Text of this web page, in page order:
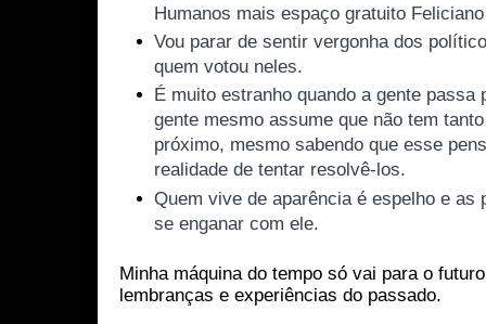
Humanos mais espaço gratuito
Vou parar de sentir vergonha dos
quem votou neles.
É muito estranho quando a gente passa
gente mesmo assume que não tem
próximo, mesmo sabendo que esse
realidade de tentar resolvê-los.
Quem vive de aparência é espelho e as
se enganar com ele.
Minha máquina do tempo só vai para o
lembranças e experiências do passado.